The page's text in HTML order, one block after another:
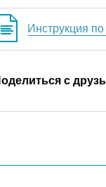
Инструкция
с